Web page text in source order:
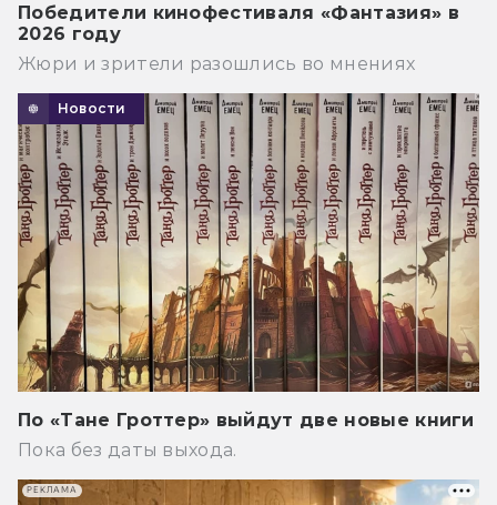
Победители кинофестиваля «Фантазия» в
2026 году
Жюри и зрители разошлись во мнениях
Новости
По «Тане Гроттер» выйдут две новые книги
Пока без даты выхода.
РЕКЛАМА